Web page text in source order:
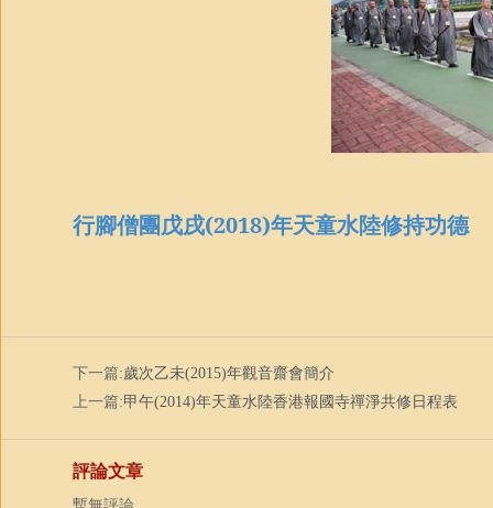
行腳僧團戊戌(2018)年天童水陸修持功德
下一篇:歲次乙未(2015)年觀音齋會簡介
上一篇:甲午(2014)年天童水陸香港報國寺禪淨共修日程表
評論文章